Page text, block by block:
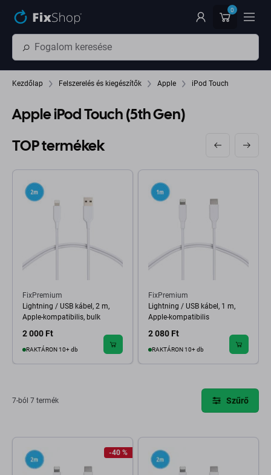
0
Kezdőlap Felszerelés és kiegészítők Apple iPod Touch
Apple iPod Touch (5th Gen)
TOP termékek
FixPremium
Lightning / USB kábel, 2 m,
Apple-kompatibilis, bulk
2 000 Ft
RAKTÁRON 10+ db
FixPremium
Lightning / USB kábel, 1 m,
Apple-kompatibilis
2 080 Ft
RAKTÁRON 10+ db
7-ból 7 termék Szűrő
-40 %